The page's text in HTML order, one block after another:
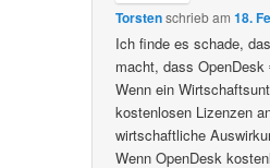
Torstenschriebam18.
Ich finde es schade,
macht, dass
Wenn ein
kostenlosen Lizenzen
wirtschaftliche
Wenn OpenDesk